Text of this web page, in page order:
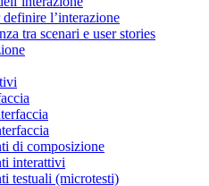
l’interazione
tra scenari e user stories
di composizione
interattivi
testuali (microtesti)